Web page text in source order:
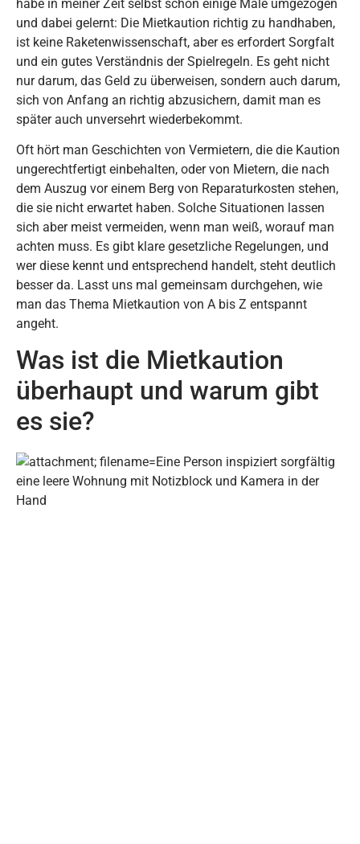
habe in meiner Zeit selbst schon einige Male umgezogen
und dabei gelernt: Die Mietkaution richtig zu handhaben,
ist keine Raketenwissenschaft, aber es erfordert Sorgfalt
und ein gutes Verständnis der Spielregeln. Es geht nicht
nur darum, das Geld zu überweisen, sondern auch darum,
sich von Anfang an richtig abzusichern, damit man es
später auch unversehrt wiederbekommt.
Oft hört man Geschichten von Vermietern, die die Kaution
ungerechtfertigt einbehalten, oder von Mietern, die nach
dem Auszug vor einem Berg von Reparaturkosten stehen,
die sie nicht erwartet haben. Solche Situationen lassen
sich aber meist vermeiden, wenn man weiß, worauf man
achten muss. Es gibt klare gesetzliche Regelungen, und
wer diese kennt und entsprechend handelt, steht deutlich
besser da. Lasst uns mal gemeinsam durchgehen, wie
man das Thema Mietkaution von A bis Z entspannt
angeht.
Was ist die Mietkaution
überhaupt und warum gibt
es sie?